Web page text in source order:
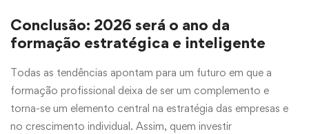
Conclusão: 2026 será o ano da
formação estratégica e inteligente
Todas as tendências apontam para um futuro em que a
formação profissional deixa de ser um complemento e
torna-se um elemento central na estratégia das empresas e
no crescimento individual. Assim, quem investir